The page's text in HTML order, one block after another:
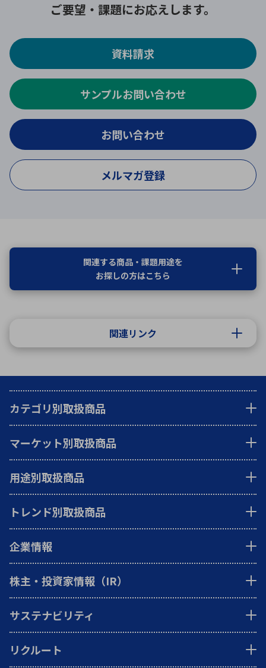
ご要望・課題にお応えします。
資料請求
サンプルお問い合わせ
お問い合わせ
メルマガ登録
関連する商品・課題用途を
お探しの方はこちら
関連リンク
カテゴリ別取扱商品
マーケット別取扱商品
用途別取扱商品
トレンド別取扱商品
企業情報
株主・投資家情報（IR）
サステナビリティ
リクルート